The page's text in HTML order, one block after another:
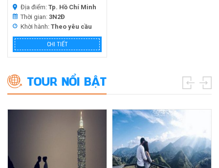
Địa điểm: Tp. Hồ Chí Minh
Thời gian: 3N2Đ
Khời hành: Theo yêu cầu
CHI TIẾT
TOUR NỔI BẬT